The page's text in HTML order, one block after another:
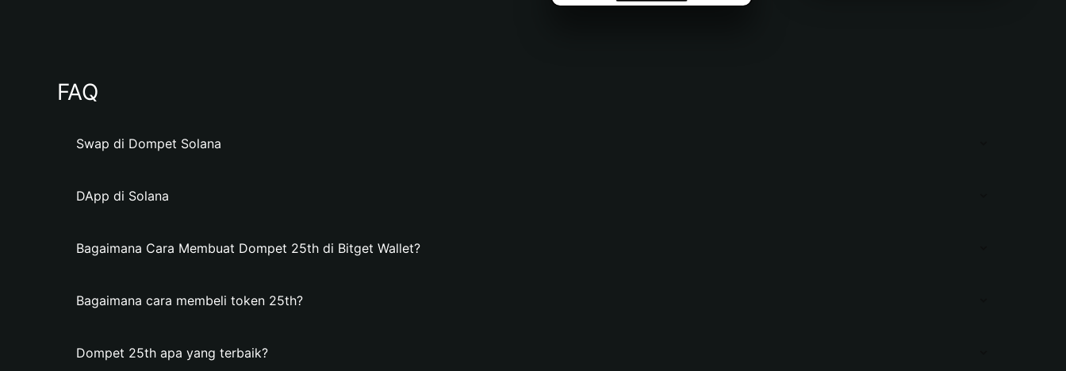
FAQ
Swap di Dompet Solana
DApp di Solana
Bagaimana Cara Membuat Dompet 25th di Bitget Wallet?
Bagaimana cara membeli token 25th?
Dompet 25th apa yang terbaik?